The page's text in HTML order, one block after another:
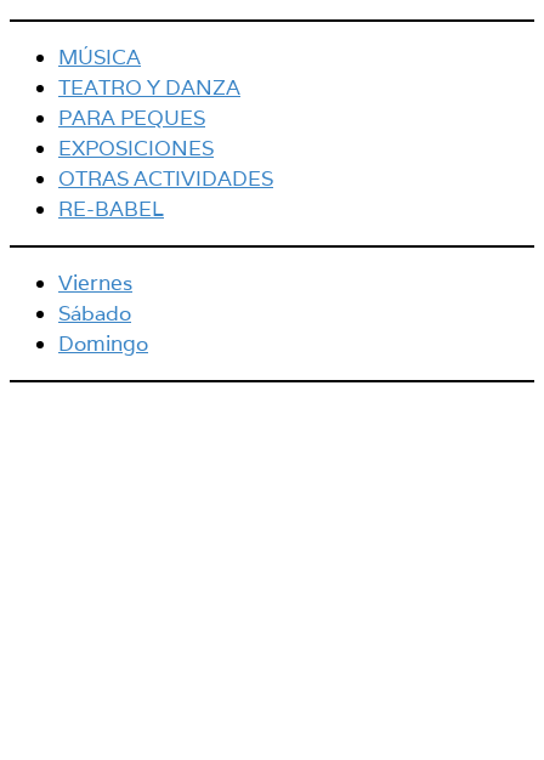
MÚSICA
TEATRO Y DANZA
PARA PEQUES
EXPOSICIONES
OTRAS ACTIVIDADES
RE-BABEL
Viernes
Sábado
Domingo